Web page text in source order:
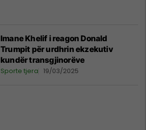
Imane Khelif i reagon Donald
Trumpit për urdhrin ekzekutiv
kundër transgjinorëve
Sporte tjera 19/03/2025